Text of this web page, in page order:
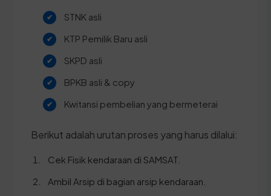
STNK asli
KTP Pemilik Baru asli
SKPD asli
BPKB asli & copy
Kwitansi pembelian yang bermeterai
Berikut adalah urutan proses yang harus dilalui:
Cek Fisik kendaraan di SAMSAT.
Ambil Arsip di bagian arsip kendaraan.